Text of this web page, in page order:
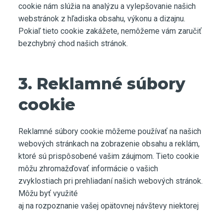
cookie nám slúžia na analýzu a vylepšovanie našich
webstránok z hľadiska obsahu, výkonu a dizajnu.
Pokiaľ tieto cookie zakážete, nemôžeme vám zaručiť
bezchybný chod našich stránok.
3. Reklamné súbory
cookie
Reklamné súbory cookie môžeme používať na našich
webových stránkach na zobrazenie obsahu a reklám,
ktoré sú prispôsobené vašim záujmom. Tieto cookie
môžu zhromažďovať informácie o vašich
zvyklostiach pri prehliadaní našich webových stránok.
Môžu byť využité
aj na rozpoznanie vašej opätovnej návštevy niektorej